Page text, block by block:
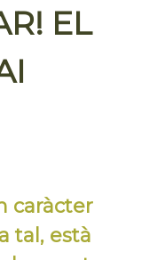
EL
caràcter
tal, està